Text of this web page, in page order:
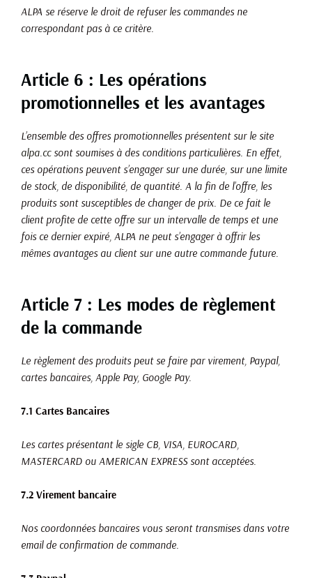
ALPA se réserve le droit de refuser les commandes ne
correspondant pas à ce critère.
Article 6 : Les opérations
promotionnelles et les avantages
L’ensemble des offres promotionnelles présentent sur le site
alpa.ccsont soumises à des conditions particulières. En effet,
ces opérations peuvent s’engager sur une durée, sur une limite
de stock, de disponibilité, de quantité. A la fin de l’offre, les
produits sont susceptibles de changer de prix. De ce fait le
client profite de cette offre sur un intervalle de temps et une
fois ce dernier expiré, ALPA ne peut s’engager à offrir les
mêmes avantages au client sur une autre commande future.
Article 7 : Les modes de règlement
de la commande
Le règlement des produits peut se faire par virement, Paypal,
cartes bancaires, Apple Pay, Google Pay.
7.1 Cartes Bancaires
Les cartes présentant le sigle CB, VISA, EUROCARD,
MASTERCARD ou AMERICAN EXPRESS sont acceptées.
7.2 Virement bancaire
Nos coordonnées bancaires vous seront transmises dans votre
email de confirmation de commande.